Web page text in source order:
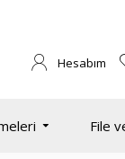
Hesabım
File